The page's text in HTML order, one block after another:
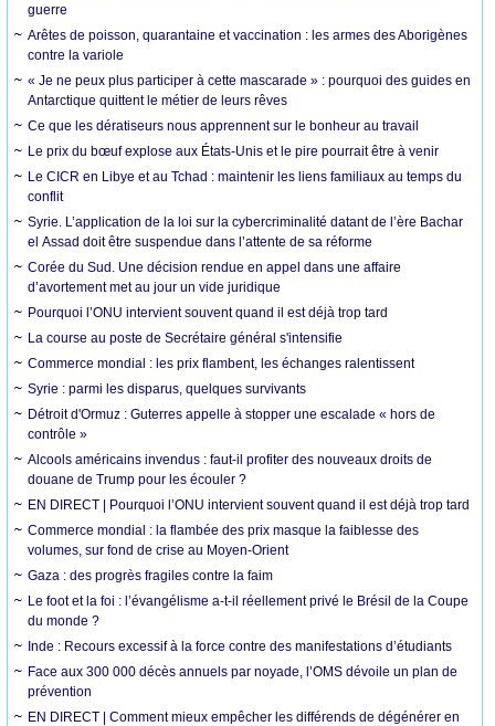
guerre
Arêtes de poisson, quarantaine et vaccination : les armes des Aborigènes
contre la variole
« Je ne peux plus participer à cette mascarade » : pourquoi des guides en
Antarctique quittent le métier de leurs rêves
Ce que les dératiseurs nous apprennent sur le bonheur au travail
Le prix du bœuf explose aux États-Unis et le pire pourrait être à venir
Le CICR en Libye et au Tchad : maintenir les liens familiaux au temps du
conflit
Syrie. L’application de la loi sur la cybercriminalité datant de l’ère Bachar
el Assad doit être suspendue dans l’attente de sa réforme
Corée du Sud. Une décision rendue en appel dans une affaire
d’avortement met au jour un vide juridique
Pourquoi l’ONU intervient souvent quand il est déjà trop tard
La course au poste de Secrétaire général s'intensifie
Commerce mondial : les prix flambent, les échanges ralentissent
Syrie : parmi les disparus, quelques survivants
Détroit d'Ormuz : Guterres appelle à stopper une escalade « hors de
contrôle »
Alcools américains invendus : faut-il profiter des nouveaux droits de
douane de Trump pour les écouler ?
EN DIRECT | Pourquoi l’ONU intervient souvent quand il est déjà trop tard
Commerce mondial : la flambée des prix masque la faiblesse des
volumes, sur fond de crise au Moyen-Orient
Gaza : des progrès fragiles contre la faim
Le foot et la foi : l’évangélisme a-t-il réellement privé le Brésil de la Coupe
du monde ?
Inde : Recours excessif à la force contre des manifestations d’étudiants
Face aux 300 000 décès annuels par noyade, l’OMS dévoile un plan de
prévention
EN DIRECT | Comment mieux empêcher les différends de dégénérer en